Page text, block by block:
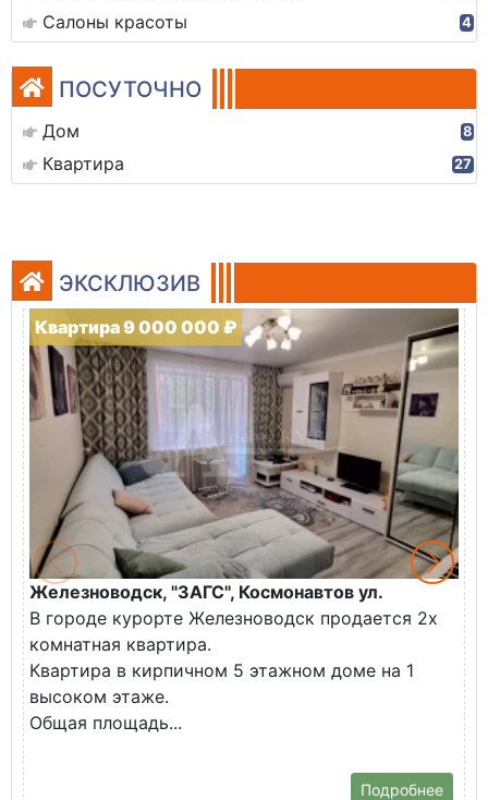
Салоны красоты 4
ПОСУТОЧНО
Дом 8
Квартира 27
ЭКСКЛЮЗИВ
Квартира 9 000 000 ₽
Железноводск, "ЗАГС", Космонавтов ул.
В городе курорте Железноводск продается 2х
комнатная квартира.
Квартира в кирпичном 5 этажном доме на 1
высоком этаже.
Общая площадь...
Подробнее